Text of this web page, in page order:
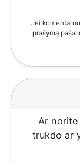
Jei
prašymą
Ar
trukdo ar